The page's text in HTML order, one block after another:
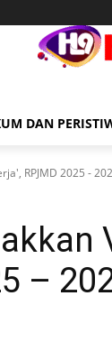
DAN
RPJMD 2025 -
–